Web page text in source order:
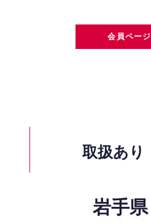
会員ページ
取扱あり
岩手県